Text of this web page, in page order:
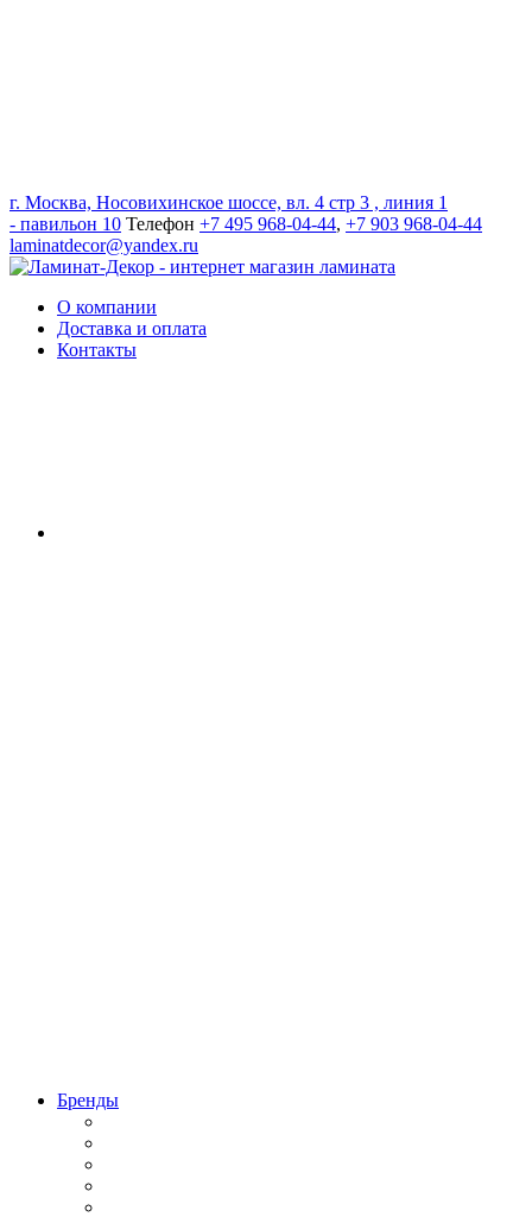
г. Москва, Носовихинское шоссе, вл. 4 стр 3 , линия 1
- павильон 10 Телефон +7 495 968-04-44, +7 903 968-04-44
laminatdecor@yandex.ru
О компании
Доставка и оплата
Контакты
Бренды